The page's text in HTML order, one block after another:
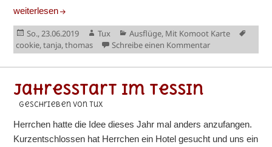
Dellai-Wochenende
weiterlesen
Veröffentlicht
am
So., 23.06.2019 Autor
Tux Kategorien
Ausflüge, Mit Komoot Karte
cookie,tanja,thomas Schreibe einen Kommentarzu Dellai-
Jahresstart im Tessin
geschrieben von Tux
Herrchen hatte die Idee dieses Jahr mal anders anzufangen.
Kurzentschlossen hat Herrchen ein Hotel gesucht und uns ein